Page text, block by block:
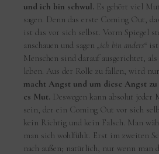
und ich bin schwul. Es gehört viel
sagen. Denn das erste Coming Out,
ist das vor sich selbst. Vorm Spiegel
anschauen und sagen„ich bin anders“
Menschen sind darauf ausgerichtet,
leben. Aus der Rolle zu fallen, wird
macht Angst und um diese Angst
es Mut. Deswegen kann absolut jeder
sein, der ein Coming Out vor sich
kein Richtig und kein Falsch. Man
man sich wohlfühlt. Erst im zweiten
nach außen; natürlich, nur wenn man